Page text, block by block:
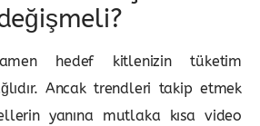
hedef kitlenizin tüketim
Ancak trendleri takip etmek
yanına mutlaka kısa video